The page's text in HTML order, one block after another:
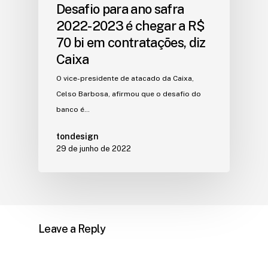
Desafio para ano safra
2022-2023 é chegar a R$
70 bi em contratações, diz
Caixa
O vice-presidente de atacado da Caixa,
Celso Barbosa, afirmou que o desafio do
banco é…
tondesign
29 de junho de 2022
Leave a Reply